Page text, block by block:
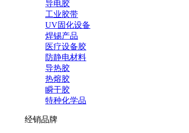
导电胶
工业胶带
UV固化设备
焊锡产品
医疗设备胶
防静电材料
导热胶
热熔胶
瞬干胶
特种化学品
经销品牌